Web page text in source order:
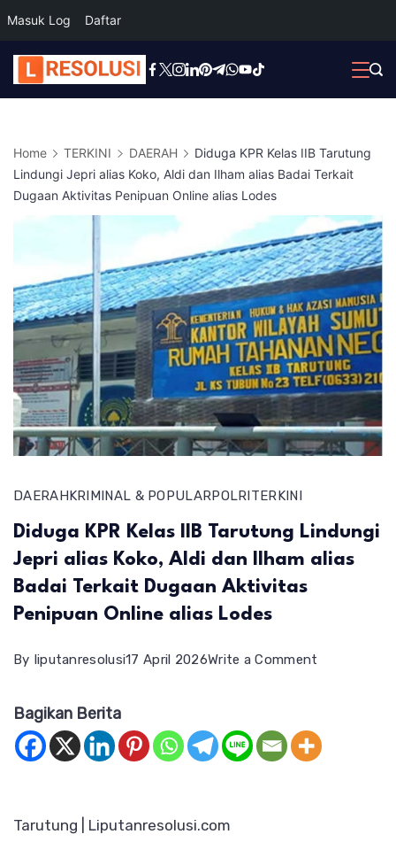
Masuk Log Daftar
Skip
to
Home TERKINI DAERAH
Diduga KPR Kelas IIB Tarutung
Lindungi Jepri alias Koko, Aldi dan Ilham alias Badai Terkait
Dugaan Aktivitas Penipuan Online alias Lodes
DAERAHKRIMINAL & POPULARPOLRITERKINI
Diduga KPR Kelas IIB Tarutung Lindungi
Jepri alias Koko, Aldi dan Ilham alias
Badai Terkait Dugaan Aktivitas
Penipuan Online alias Lodes
By liputanresolusi17 April 2026Write a Comment
Kelas
Bagikan Berita
Tarutung | Liputanresolusi.com